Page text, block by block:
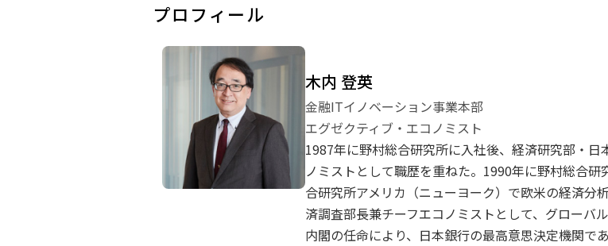
プロフィール
木内 登英
金融ITイノベーション事業本部
エグゼクティブ・エコノミスト
1987年に野村総合研究所に入社後、経済研究部・
ノミストとして職歴を重ねた。1990年に野村総合
合研究所アメリカ（ニューヨーク）で欧米の経済分
済調査部長兼チーフエコノミストとして、グローバ
内閣の任命により、日本銀行の最高意思決定機関で